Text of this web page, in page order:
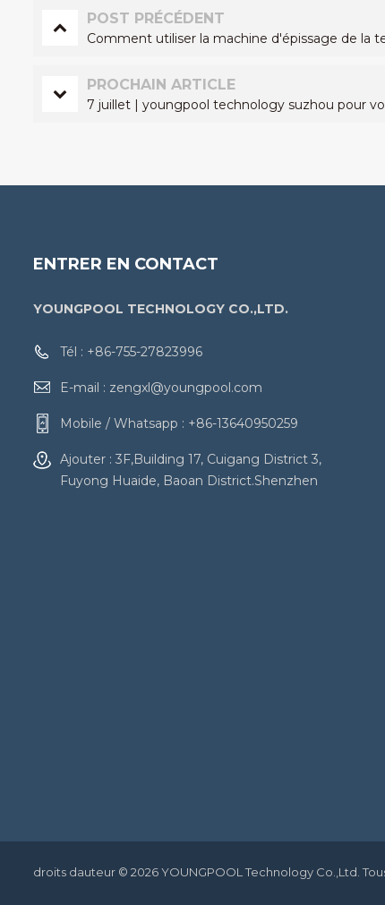
POST PRÉCÉDENT
Comment utiliser la machine d'épissage de la
PROCHAIN ARTICLE
7 juillet | youngpool technology suzhou pour
ENTRER EN CONTACT
YOUNGPOOL TECHNOLOGY CO.,LTD.
Tél : +86-755-27823996
E-mail : zengxl@youngpool.com
Mobile / Whatsapp : +86-13640950259
Ajouter : 3F,Building 17, Cuigang District 3,
Fuyong Huaide, Baoan District.Shenzhen
droits dauteur © 2026 YOUNGPOOL Technology Co.,Ltd.